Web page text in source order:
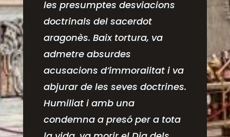
les presumptes desviacions
doctrinals del sacerdot
aragonès. Baix tortura, va
admetre absurdes
acusacions d’immoralitat i va
abjurar de les seves doctrines.
Humiliat i amb una
condemna a presó per a tota